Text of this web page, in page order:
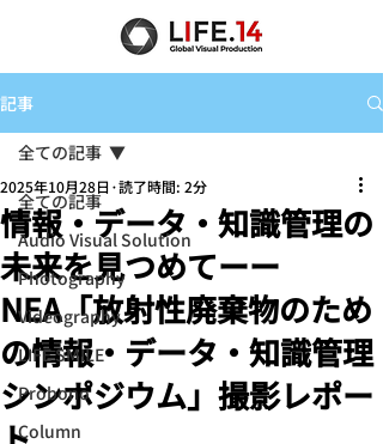
記事
全ての記事
Audio Visual Solution
Photography
Videography
LIFE SMILE
Probono
Column
全ての記事
情報・データ・知識管理の
未来を見つめてーー
NEA「放射性廃棄物のため
の情報・データ・知識管理
シンポジウム」撮影レポー
2025年10月28日 読了時間: 2分